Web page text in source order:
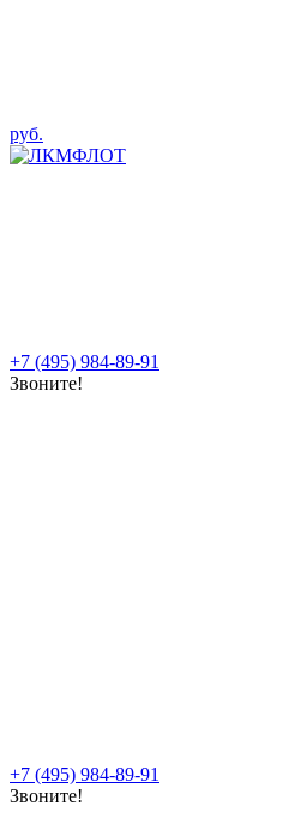
руб.
+7 (495) 984-89-91
Звоните!
+7 (495) 984-89-91
Звоните!